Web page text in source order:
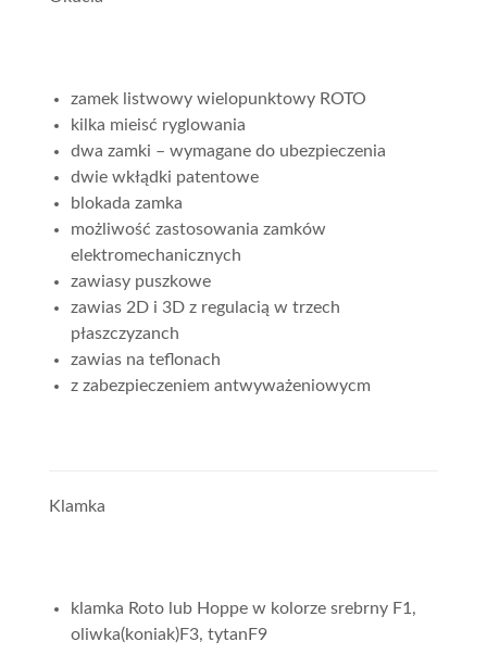
zamek listwowy wielopunktowy ROTO
kilka mieisć ryglowania
dwa zamki – wymagane do ubezpieczenia
dwie wkłądki patentowe
blokada zamka
możliwość zastosowania zamków
elektromechanicznych
zawiasy puszkowe
zawias 2D i 3D z regulacią w trzech
płaszczyzanch
zawias na teflonach
z zabezpieczeniem antwyważeniowycm
Klamka
klamka Roto lub Hoppe w kolorze srebrny F1,
oliwka(koniak)F3, tytanF9